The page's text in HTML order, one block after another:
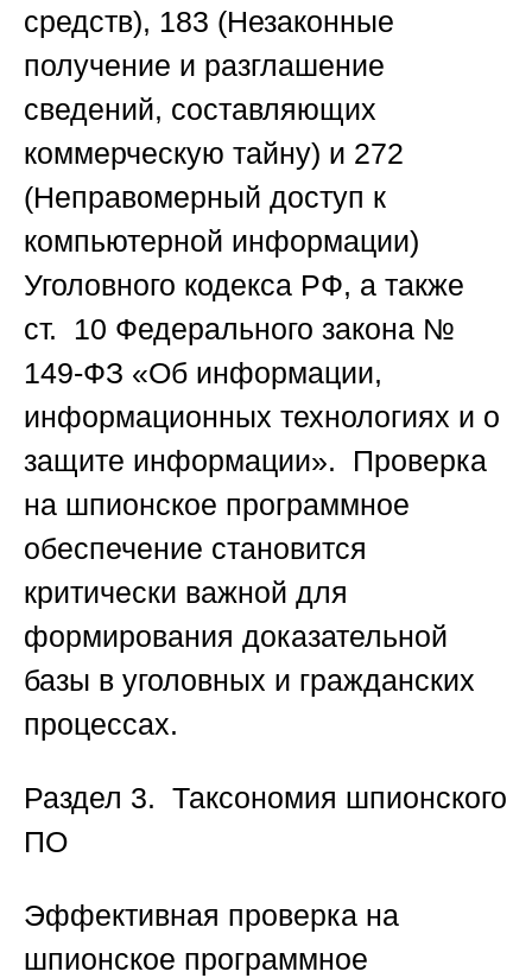
средств), 183 (Незаконные
получение и разглашение
сведений, составляющих
коммерческую тайну) и 272
(Неправомерный доступ к
компьютерной информации)
Уголовного кодекса РФ, а также
ст. 10 Федерального закона №
149-ФЗ «Об информации,
информационных технологиях и о
защите информации». Проверка
на шпионское программное
обеспечение становится
критически важной для
формирования доказательной
базы в уголовных и гражданских
процессах.
Раздел 3. Таксономия шпионского
ПО
Эффективная проверка на
шпионское программное